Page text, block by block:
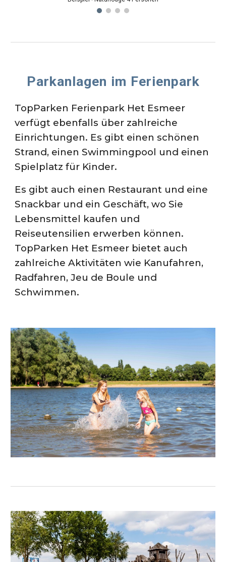
Parkanlagen im Ferienpark
TopParken Ferienpark Het Esmeer
verfügt ebenfalls über zahlreiche
Einrichtungen. Es gibt einen schönen
Strand, einen Swimmingpool und einen
Spielplatz für Kinder.
Es gibt auch einen Restaurant und eine
Snackbar und ein Geschäft, wo Sie
Lebensmittel kaufen und
Reiseutensilien erwerben können.
TopParken Het Esmeer bietet auch
zahlreiche Aktivitäten wie Kanufahren,
Radfahren, Jeu de Boule und
Schwimmen.